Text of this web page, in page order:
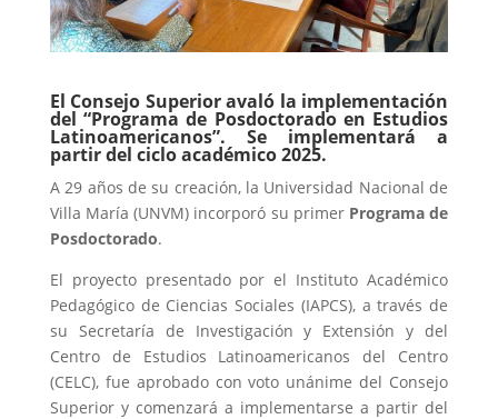
El Consejo Superior avaló la implementación
del “Programa de Posdoctorado en Estudios
Latinoamericanos”. Se implementará a
partir del ciclo académico 2025.
A 29 años de su creación, la Universidad Nacional de
Villa María (UNVM) incorporó su primer Programa de
Posdoctorado.
El proyecto presentado por el Instituto Académico
Pedagógico de Ciencias Sociales (IAPCS), a través de
su Secretaría de Investigación y Extensión y del
Centro de Estudios Latinoamericanos del Centro
(CELC), fue aprobado con voto unánime del Consejo
Superior y comenzará a implementarse a partir del